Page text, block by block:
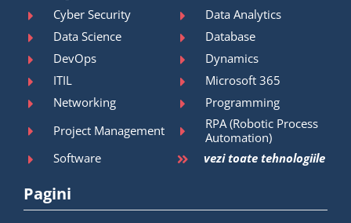
Cyber Security
Data Analytics
Data Science
Database
DevOps
Dynamics
ITIL
Microsoft 365
Networking
Programming
Project Management
RPA (Robotic Process
Automation)
Software
vezi toate tehnologiile
Pagini